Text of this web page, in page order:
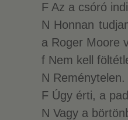
F Az a csóró
N Honnan
a Roger Moore
f Nem kell
N
F Úgy érti, a
N Vagy a